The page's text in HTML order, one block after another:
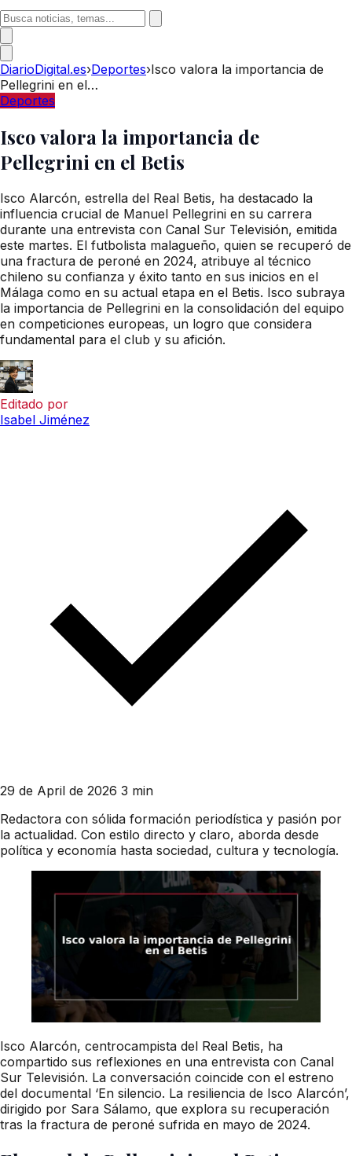
DiarioDigital.es›Deportes›Isco valora la importancia de
Pellegrini en el…
Deportes
Isco valora la importancia de
Pellegrini en el Betis
Isco Alarcón, estrella del Real Betis, ha destacado la
influencia crucial de Manuel Pellegrini en su carrera
durante una entrevista con Canal Sur Televisión, emitida
este martes. El futbolista malagueño, quien se recuperó de
una fractura de peroné en 2024, atribuye al técnico
chileno su confianza y éxito tanto en sus inicios en el
Málaga como en su actual etapa en el Betis. Isco subraya
la importancia de Pellegrini en la consolidación del equipo
en competiciones europeas, un logro que considera
fundamental para el club y su afición.
Editado por
Isabel Jiménez
29 de April de 2026 3 min
Redactora con sólida formación periodística y pasión por
la actualidad. Con estilo directo y claro, aborda desde
política y economía hasta sociedad, cultura y tecnología.
Isco Alarcón, centrocampista del Real Betis, ha
compartido sus reflexiones en una entrevista con Canal
Sur Televisión. La conversación coincide con el estreno
del documental ‘En silencio. La resiliencia de Isco Alarcón’,
dirigido por Sara Sálamo, que explora su recuperación
tras la fractura de peroné sufrida en mayo de 2024.